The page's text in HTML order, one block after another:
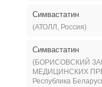
Симвастатин
(АТОЛЛ, Россия)
Симвастатин
(БОРИСОВСКИЙ
МЕДИЦИНСКИХ
Республика